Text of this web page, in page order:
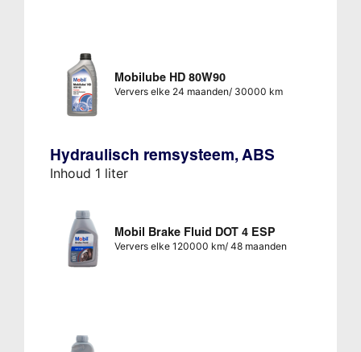
Mobilube HD 80W90
Ververs elke 24 maanden/ 30000 km
Hydraulisch remsysteem, ABS
Inhoud 1 liter
Mobil Brake Fluid DOT 4 ESP
Ververs elke 120000 km/ 48 maanden